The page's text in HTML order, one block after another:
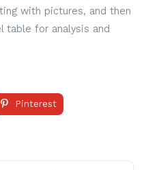
with pictures, and then
table for analysis and
Pinterest